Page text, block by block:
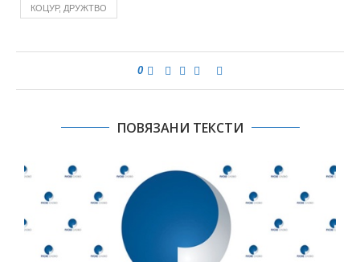
КОЦУР, ДРУЖТВО
0
ПОВЯЗАНИ ТЕКСТИ